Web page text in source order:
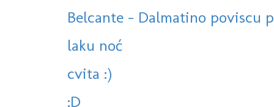
Belcante - Dalmatino poviscu
laku noć
cvita :)
:D